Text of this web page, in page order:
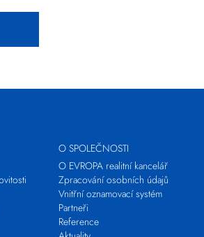
O SPOLEČNOSTI
O EVROPA realitní kancelář
Zpracování osobních údajů
Vnitřní oznamovací systém
Partneři
Reference